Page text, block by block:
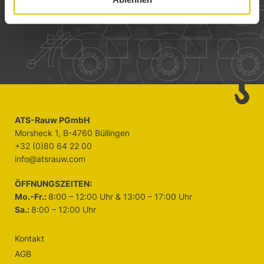
ANFRAGE STELLEN
ATS-Rauw PGmbH
Morsheck 1, B-4760 Büllingen
+32 (0)80 64 22 00
info@atsrauw.com
ÖFFNUNGSZEITEN:
Mo.-Fr.: 8:00 – 12:00 Uhr & 13:00 – 17:00 Uhr
Sa.: 8:00 – 12:00 Uhr
Kontakt
AGB